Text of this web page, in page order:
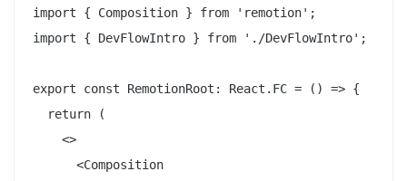
import { Composition } from 'remotion';
import { DevFlowIntro } from './DevFlowIntro';
export const RemotionRoot: React.FC = () => {
  return (
    <>
      <Composition